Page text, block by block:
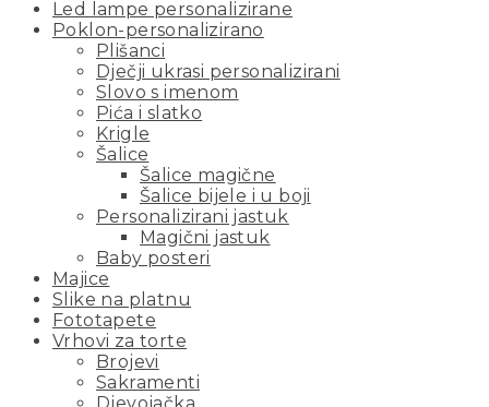
Led lampe personalizirane
Poklon-personalizirano
Plišanci
Dječji ukrasi personalizirani
Slovo s imenom
Pića i slatko
Krigle
Šalice
Šalice magične
Šalice bijele i u boji
Personalizirani jastuk
Magični jastuk
Baby posteri
Majice
Slike na platnu
Fototapete
Vrhovi za torte
Brojevi
Sakramenti